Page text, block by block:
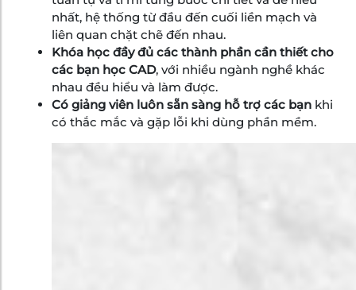
nhất, hệ thống từ đầu đến cuối liền mạch và
liên quan chặt chẽ đến nhau.
Khóa học đầy đủ các thành phần cần thiết cho
các bạn học CAD, với nhiều ngành nghề khác
nhau đều hiểu và làm được.
Có giảng viên luôn sẵn sàng hỗ trợ các bạn khi
có thắc mắc và gặp lỗi khi dùng phần mềm.